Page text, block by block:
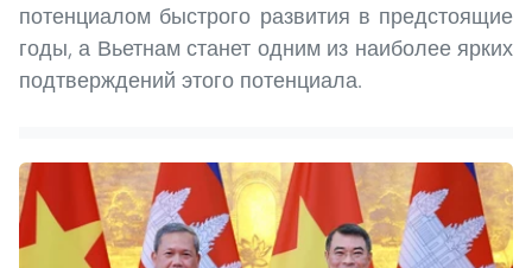
потенциалом быстрого развития в предстоящие
годы, а Вьетнам станет одним из наиболее ярких
подтверждений этого потенциала.